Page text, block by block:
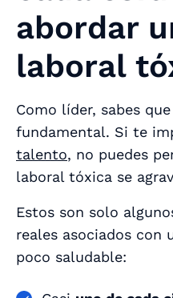
abordar
laboral
Como líder, sabes
fundamental. Si te
talento, no puedes
laboral tóxica se
Estos son solo
reales asociados con
poco saludable: